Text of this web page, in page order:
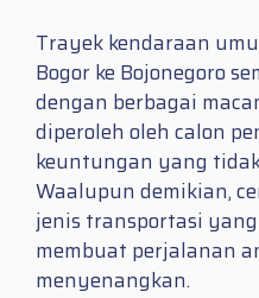
Trayek kendaraan
Bogor ke Bojonegoro
dengan berbagai
diperoleh oleh calon
keuntungan yang
Waalupun demikian,
jenis transportasi
membuat perjalanan
menyenangkan.